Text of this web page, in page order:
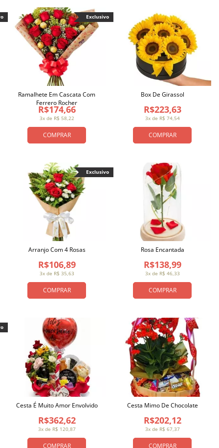
COMPRAR
3x de R$ 58,22
R$174,66
Ramalhete Em Cascata Com
Ferrero Rocher
Exclusivo
COMPRAR
3x de R$ 74,54
R$223,63
Box De Girassol
COMPRAR
3x de R$ 35,63
R$106,89
Arranjo Com 4 Rosas
Exclusivo
COMPRAR
3x de R$ 46,33
R$138,99
Rosa Encantada
COMPRAR
3x de R$ 120,87
R$362,62
Cesta É Muito Amor Envolvido
COMPRAR
3x de R$ 67,37
R$202,12
Cesta Mimo De Chocolate